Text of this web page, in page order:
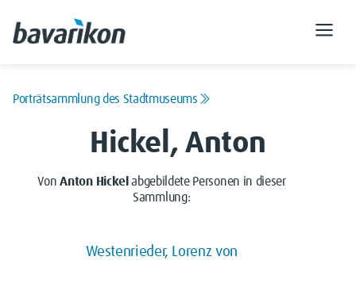
Porträtsammlung des Stadtmuseums
Hickel, Anton
VonAnton Hickel abgebildete Personen in dieser
Sammlung:
Westenrieder, Lorenz von